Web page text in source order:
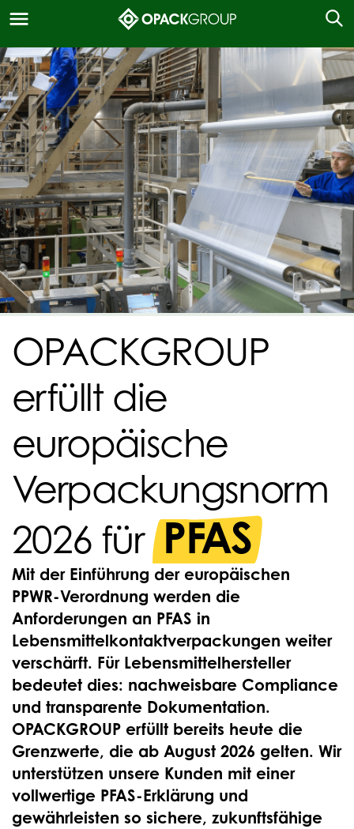
OPACKGROUP
erfüllt die
europäische
Verpackungsnorm
2026 für PFAS
Mit der Einführung der europäischen
PPWR-Verordnung werden die
Anforderungen an PFAS in
Lebensmittelkontaktverpackungen weiter
verschärft. Für Lebensmittelhersteller
bedeutet dies: nachweisbare Compliance
und transparente Dokumentation.
OPACKGROUP erfüllt bereits heute die
Grenzwerte, die ab August 2026 gelten. Wir
unterstützen unsere Kunden mit einer
vollwertige PFAS-Erklärung und
gewährleisten so sichere, zukunftsfähige